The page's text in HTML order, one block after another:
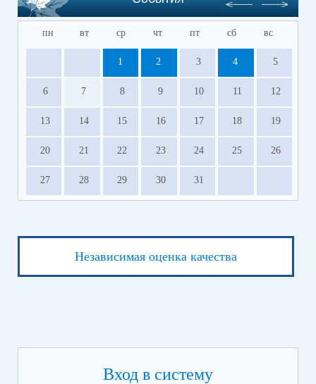
пн вт ср чт пт сб вс
1 2 3 4 5
6 7 8 9 10 11 12
13 14 15 16 17 18 19
20 21 22 23 24 25 26
27 28 29 30 31
Независимая оценка качества
Вход в систему